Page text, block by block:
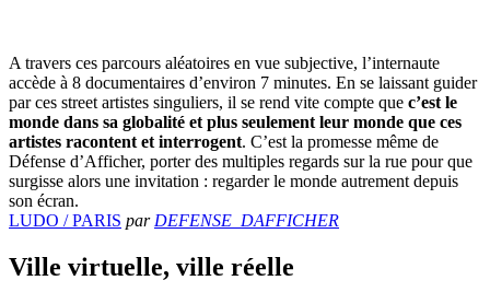
A travers ces parcours aléatoires en vue subjective, l’internaute
accède à 8 documentaires d’environ 7 minutes. En se laissant guider
par ces street artistes singuliers, il se rend vite compte que c’est le
monde dans sa globalité et plus seulement leur monde que ces
artistes racontent et interrogent. C’est la promesse même de
Défense d’Afficher, porter des multiples regards sur la rue pour que
surgisse alors une invitation : regarder le monde autrement depuis
son écran.
LUDO / PARIS par DEFENSE_DAFFICHER
Ville virtuelle, ville réelle